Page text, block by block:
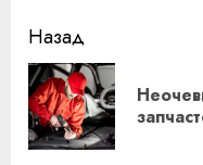
Продолжить
чтение
Назад